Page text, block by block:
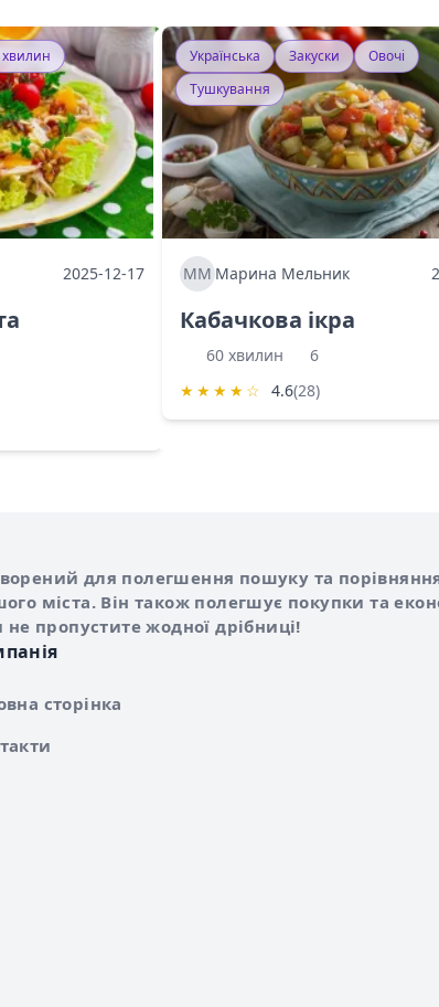
2025-12-17
Українська Закуски
Овочі
Тушкування
ММ Марина Мельник
Кабачкова ікра
60 хвилин
6
★ ★ ★ ★ ☆ 4.6(28)
для полегшення пошуку та
міста. Він також полегшує покупки та
пропустите жодної дрібниці!
сторінка